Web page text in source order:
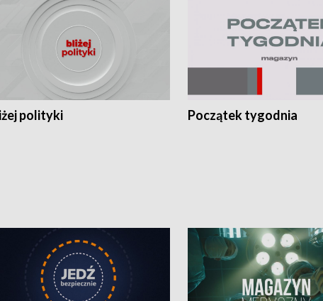
polityki Początek tygodnia